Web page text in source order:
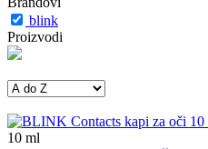
blink
Proizvodi
10 ml